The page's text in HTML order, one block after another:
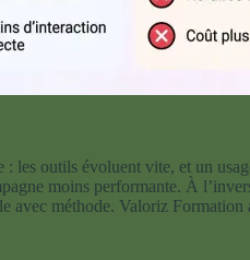
les outils évoluent vite, et un
moins performante. À
avec méthode. Valoriz Formation